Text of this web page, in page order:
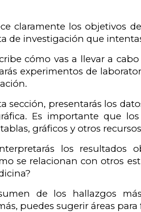
claramente los objetivos
de investigación que
cómo vas a llevar a
experimentos de
sección, presentarás los
Es importante que
gráficos y otros
los resultados
se relacionan con otros
de los hallazgos
puedes sugerir áreas